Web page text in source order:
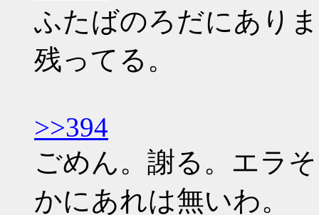
ふたばのろだにあり
残ってる。
>>394
ごめん。謝る。エラ
かにあれは無いわ。